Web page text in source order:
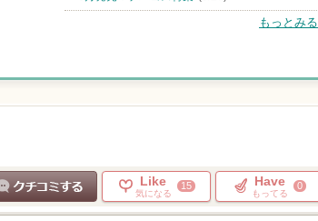
もっとみる
クチコミする
Like
気になる
15 Have
もってる
0